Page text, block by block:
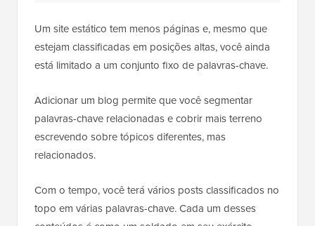
Um site estático tem menos páginas e, mesmo que
estejam classificadas em posições altas, você ainda
está limitado a um conjunto fixo de palavras-chave.
Adicionar um blog permite que você segmentar
palavras-chave relacionadas e cobrir mais terreno
escrevendo sobre tópicos diferentes, mas
relacionados.
Com o tempo, você terá vários posts classificados no
topo em várias palavras-chave. Cada um desses